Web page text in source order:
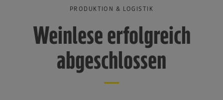
PRODUKTION & LOGISTIK
Weinlese erfolgreich
abgeschlossen